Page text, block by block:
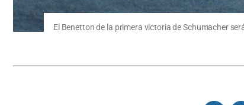
El Benetton de la primera victoria de Schumacher